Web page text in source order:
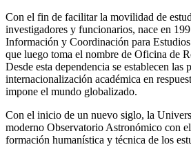
Con el fin de facilitar la movilidad de
investigadores y funcionarios, nace en
Información y Coordinación para
que luego toma el nombre de Oficina de
Desde esta dependencia se establecen las
internacionalización académica en
impone el mundo globalizado.
Con el inicio de un nuevo siglo, la
moderno Observatorio Astronómico con
formación humanística y técnica de los